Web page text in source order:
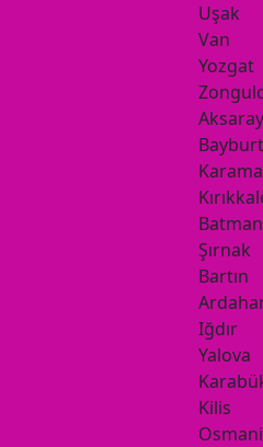
Uşak
Van
Yozgat
Aksaray
Bayburt
Batman
Şırnak
Bartın
Iğdır
Yalova
Kilis